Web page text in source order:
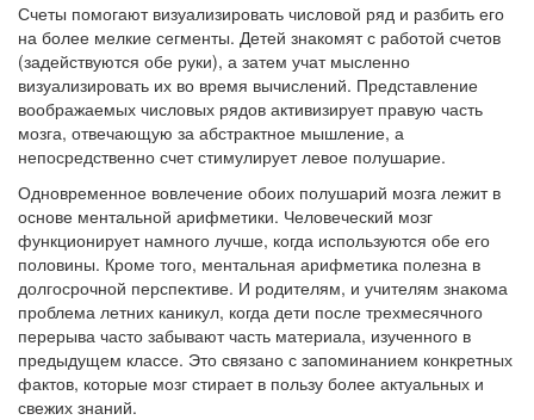
Счеты помогают визуализировать числовой ряд и разбить его
на более мелкие сегменты. Детей знакомят с работой счетов
(задействуются обе руки), а затем учат мысленно
визуализировать их во время вычислений. Представление
воображаемых числовых рядов активизирует правую часть
мозга, отвечающую за абстрактное мышление, а
непосредственно счет стимулирует левое полушарие.
Одновременное вовлечение обоих полушарий мозга лежит в
основе ментальной арифметики. Человеческий мозг
функционирует намного лучше, когда используются обе его
половины. Кроме того, ментальная арифметика полезна в
долгосрочной перспективе. И родителям, и учителям знакома
проблема летних каникул, когда дети после трехмесячного
перерыва часто забывают часть материала, изученного в
предыдущем классе. Это связано с запоминанием конкретных
фактов, которые мозг стирает в пользу более актуальных и
свежих знаний.